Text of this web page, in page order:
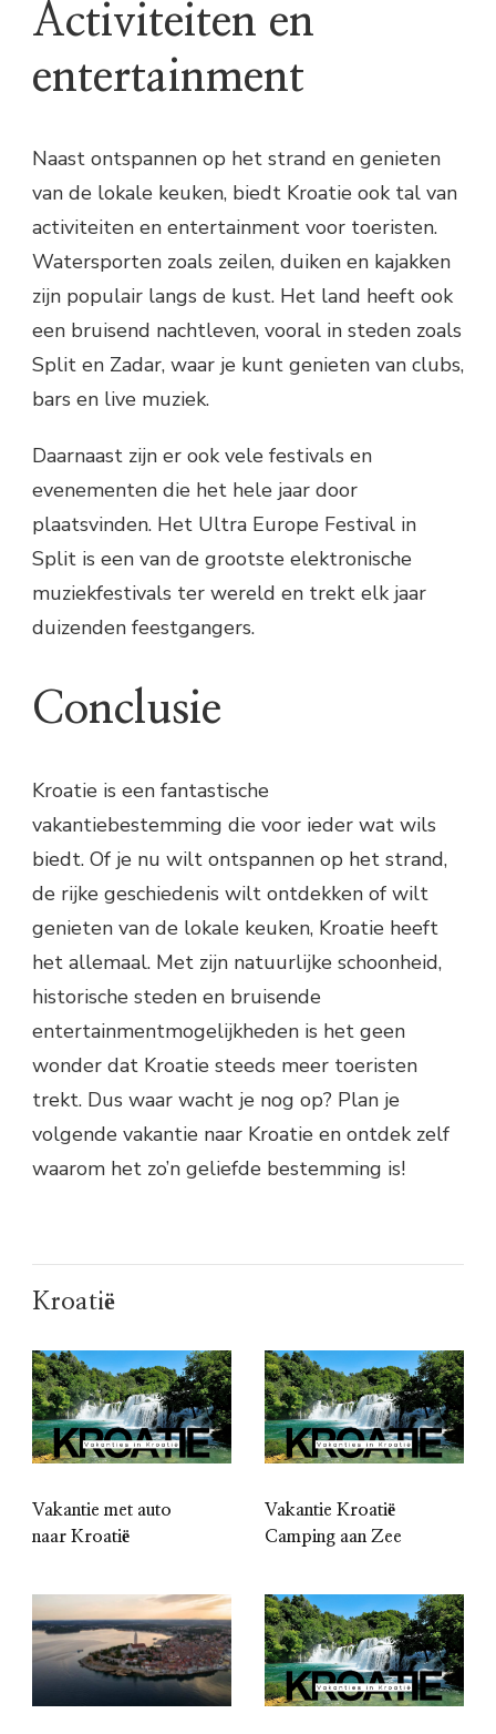
Activiteiten en
entertainment
Naast ontspannen op het strand en genieten
van de lokale keuken, biedt Kroatie ook tal van
activiteiten en entertainment voor toeristen.
Watersporten zoals zeilen, duiken en kajakken
zijn populair langs de kust. Het land heeft ook
een bruisend nachtleven, vooral in steden zoals
Split en Zadar, waar je kunt genieten van clubs,
bars en live muziek.
Daarnaast zijn er ook vele festivals en
evenementen die het hele jaar door
plaatsvinden. Het Ultra Europe Festival in
Split is een van de grootste elektronische
muziekfestivals ter wereld en trekt elk jaar
duizenden feestgangers.
Conclusie
Kroatie is een fantastische
vakantiebestemming die voor ieder wat wils
biedt. Of je nu wilt ontspannen op het strand,
de rijke geschiedenis wilt ontdekken of wilt
genieten van de lokale keuken, Kroatie heeft
het allemaal. Met zijn natuurlijke schoonheid,
historische steden en bruisende
entertainmentmogelijkheden is het geen
wonder dat Kroatie steeds meer toeristen
trekt. Dus waar wacht je nog op? Plan je
volgende vakantie naar Kroatie en ontdek zelf
waarom het zo’n geliefde bestemming is!
Kroatië
Vakantie met auto
naar Kroatië
Vakantie Kroatië
Camping aan Zee